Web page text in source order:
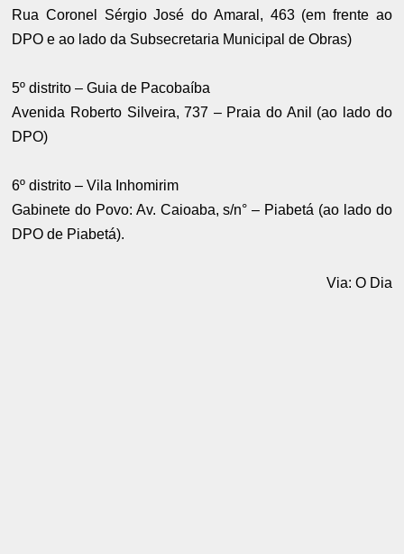
Rua Coronel Sérgio José do Amaral, 463 (em frente ao
DPO e ao lado da Subsecretaria Municipal de Obras)
5º distrito – Guia de Pacobaíba
Avenida Roberto Silveira, 737 – Praia do Anil (ao lado do
DPO)
6º distrito – Vila Inhomirim
Gabinete do Povo: Av. Caioaba, s/n° – Piabetá (ao lado do
DPO de Piabetá).
Via: O Dia